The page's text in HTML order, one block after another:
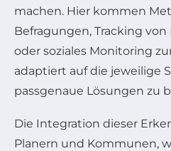
machen. Hier kommen
Befragungen, Tracking
oder soziales Monitoring
adaptiert auf die jeweilige
passgenaue Lösungen zu
Die Integration dieser
Planern und Kommunen,